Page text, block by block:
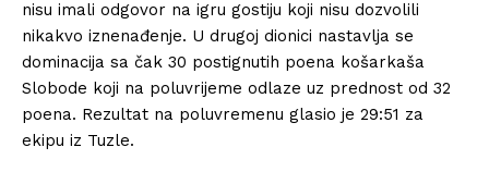
nisu imali odgovor na igru gostiju koji nisu dozvolili
nikakvo iznenađenje. U drugoj dionici nastavlja se
dominacija sa čak 30 postignutih poena košarkaša
Slobode koji na poluvrijeme odlaze uz prednost od 32
poena. Rezultat na poluvremenu glasio je 29:51 za
ekipu iz Tuzle.